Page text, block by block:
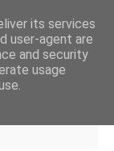
its services
user-agent are
and security
usage